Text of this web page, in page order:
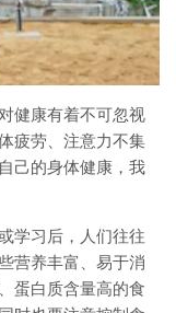
健康有着不可忽视
疲劳、注意力不集
己的身体健康，我
学习后，人们往往
营养丰富、易于消
蛋白质含量高的食